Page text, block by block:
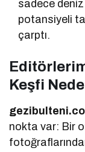
sadece
potansiyeli
çarptı.
Keşfi
nokta var: Bir